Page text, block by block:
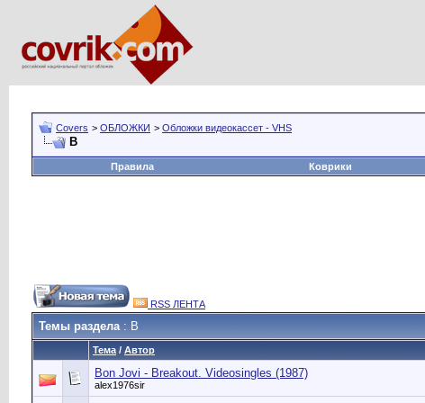
Covers > ОБЛОЖКИ > Обложки видеокассет - VHS
B
Правила
Коврики
RSS ЛЕНТА
Темы раздела: B
Тема / Автор
Bon Jovi - Breakout. Videosingles (1987)
alex1976sir